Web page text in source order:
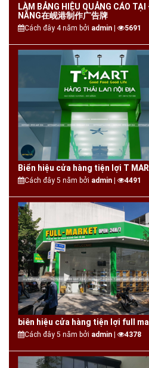
LÀM BẢNG HIỆU QUẢNG CÁO
NẴNG在岘港制作广告牌
Cách đây 4 năm bởi admin | 5691
Biển hiệu cửa hàng tiện lợi T
Cách đây 5 năm bởi admin | 4491
biên hiệu cửa hàng tiện lợi full
Cách đây 5 năm bởi admin | 4378